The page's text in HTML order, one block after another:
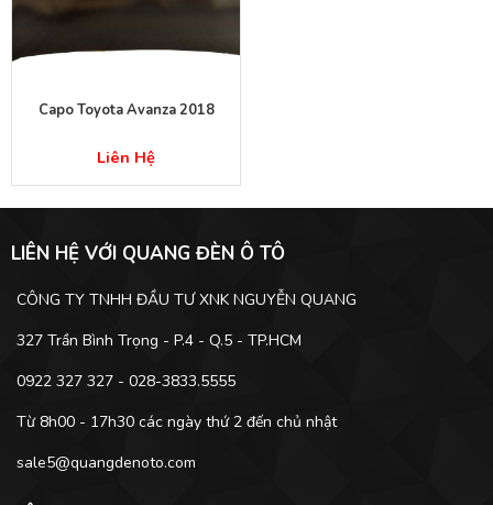
Capo Toyota Avanza 2018
Liên Hệ
LIÊN HỆ VỚI QUANG ĐÈN Ô TÔ
CÔNG TY TNHH ĐẦU TƯ XNK NGUYỄN QUANG
327 Trần Bình Trọng - P.4 - Q.5 - TP.HCM
0922 327 327 - 028-3833.5555
Từ 8h00 - 17h30 các ngày thứ 2 đến chủ nhật
sale5@quangdenoto.com